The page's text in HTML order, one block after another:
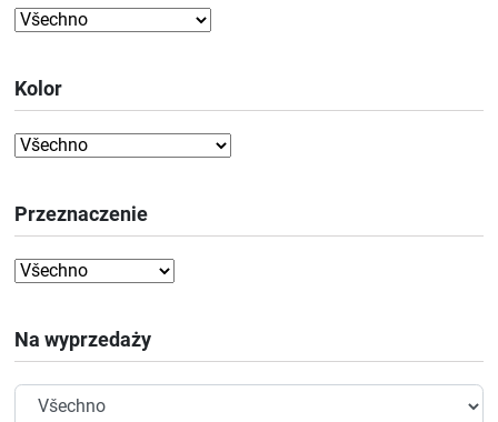
Kolor
Przeznaczenie
Na wyprzedaży